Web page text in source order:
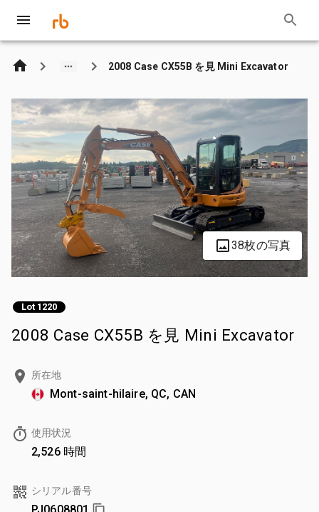
2008 Case CX55B を見 Mini Excavator
38枚の写真
Lot 1220
2008 Case CX55B を見 Mini Excavator
所在地
Mont-saint-hilaire, QC, CAN
使用状況
2,526 時間
シリアル番号